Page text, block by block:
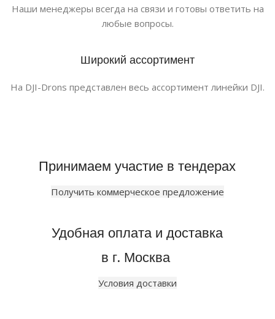
Наши менеджеры всегда на связи и готовы ответить на
любые вопросы.
Широкий ассортимент
На DJI-Drons представлен весь ассортимент линейки DJI.
Принимаем участие в тендерах
Получить коммерческое предложение
Удобная оплата и доставка
в г. Москва
Условия доставки